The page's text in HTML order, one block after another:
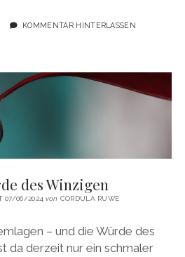
KOMMENTAR HINTERLASSEN
des Winzigen
07/06/2024von CORDULA RUWE
– und die Würde des
da derzeit nur ein schmaler